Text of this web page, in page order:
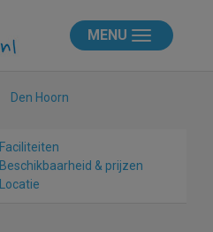
MENU
Den Hoorn
Faciliteiten
Beschikbaarheid & prijzen
Locatie